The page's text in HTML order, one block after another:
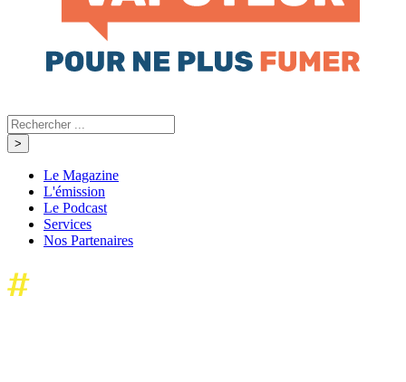
Le Magazine
L'émission
Le Podcast
Services
Nos Partenaires